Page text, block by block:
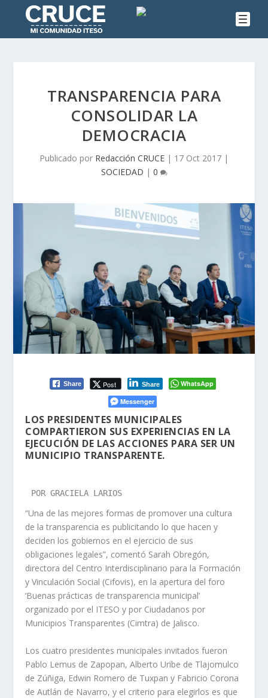
TRANSPARENCIA PARA
CONSOLIDAR LA
DEMOCRACIA
Publicado por Redacción CRUCE | 17 Oct 2017 |
SOCIEDAD | 0
Share Post Share
WhatsApp
Messenger
LOS PRESIDENTES MUNICIPALES
COMPARTIERON SUS EXPERIENCIAS EN LA
EJECUCIÓN DE LAS ACCIONES PARA SER UN
MUNICIPIO TRANSPARENTE.
POR GRACIELA LARIOS
“Una de las mejores formas de promover una cultura
de la transparencia es publicitando lo que hacen y
deciden los gobiernos en el ejercicio de sus
obligaciones legales”, comentó Sarah Obregón,
directora del Centro Interdisciplinario para la Formación
y Vinculación Social (Cifovis), en la apertura del foro
‘Buenas prácticas de transparencia municipal’
organizado por el ITESO y por Ciudadanos por
Municipios Transparentes (Cimtra) de Jalisco.
Los cuatro presidentes municipales invitados fueron
Pablo Lemus de Zapopan, Alberto Uribe de Tlajomulco
de Zúñiga, Edwin Romero de Tuxpan y Fabricio Corona
de Autlán de Navarro, y el criterio para elegirlos es que